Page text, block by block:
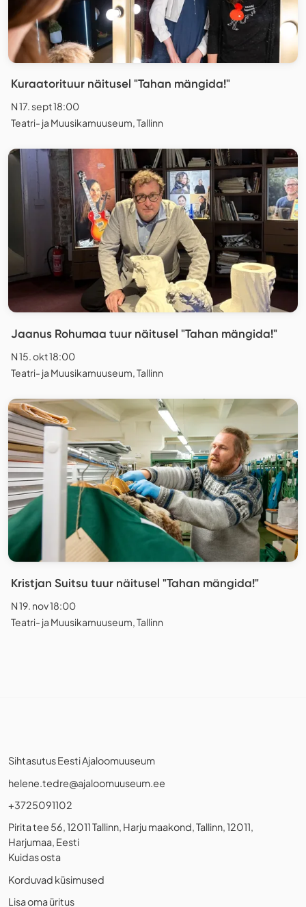
Kuraatorituur näitusel "Tahan mängida!"
N 17. sept 18:00
Teatri- ja Muusikamuuseum, Tallinn
Jaanus Rohumaa tuur näitusel "Tahan mängida!"
N 15. okt 18:00
Teatri- ja Muusikamuuseum, Tallinn
Kristjan Suitsu tuur näitusel "Tahan mängida!"
N 19. nov 18:00
Teatri- ja Muusikamuuseum, Tallinn
Sihtasutus Eesti Ajaloomuuseum
helene.tedre@ajaloomuuseum.ee
+3725091102
Pirita tee 56, 12011 Tallinn, Harju maakond, Tallinn, 12011,
Harjumaa, Eesti
Kuidas osta
Korduvad küsimused
Lisa oma üritus